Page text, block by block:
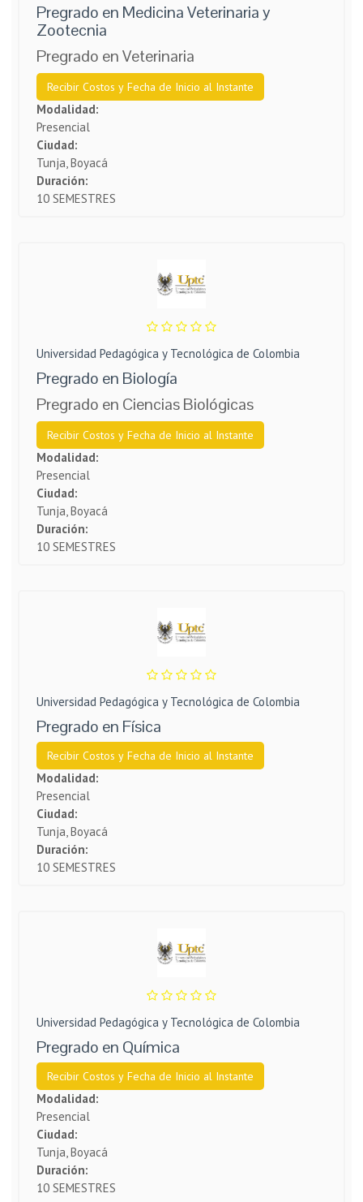
Pregrado en Medicina Veterinaria y
Zootecnia
Pregrado en Veterinaria
Recibir Costos y Fecha de Inicio al Instante
Modalidad:
Presencial
Ciudad:
Tunja, Boyacá
Duración:
10 SEMESTRES
Universidad Pedagógica y Tecnológica de Colombia
Pregrado en Biología
Pregrado en Ciencias Biológicas
Recibir Costos y Fecha de Inicio al Instante
Modalidad:
Presencial
Ciudad:
Tunja, Boyacá
Duración:
10 SEMESTRES
Universidad Pedagógica y Tecnológica de Colombia
Pregrado en Física
Recibir Costos y Fecha de Inicio al Instante
Modalidad:
Presencial
Ciudad:
Tunja, Boyacá
Duración:
10 SEMESTRES
Universidad Pedagógica y Tecnológica de Colombia
Pregrado en Química
Recibir Costos y Fecha de Inicio al Instante
Modalidad:
Presencial
Ciudad:
Tunja, Boyacá
Duración:
10 SEMESTRES